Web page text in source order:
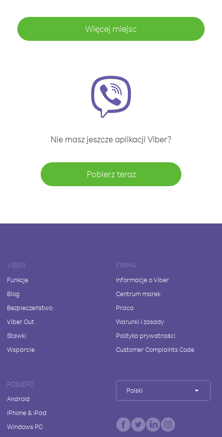
Więcej miejsc
Nie masz jeszcze aplikacji Viber?
Pobierz teraz
VIBER
Funkcje
Blog
Bezpieczeństwo
Viber Out
Stawki
Wsparcie
FIRMA
Informacje o Viber
Centrum marek
Praca
Warunki i zasady
Polityka prywatności
Customer Complaints Code
POBIERZ
Android
iPhone & iPad
Windows PC
Polski